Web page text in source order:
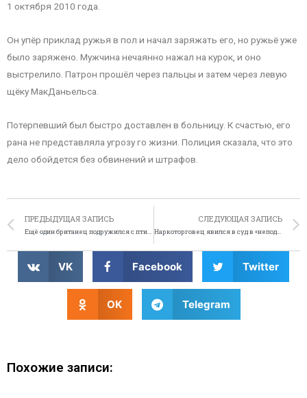
1 октября 2010 года.
Он упёр приклад ружья в пол и начал заряжать его, но ружьё уже
было заряжено. Мужчина нечаянно нажал на курок, и оно
выстрелило. Патрон прошёл через пальцы и затем через левую
щёку МакДаньельса.
Потерпевший был быстро доставлен в больницу. К счастью, его
рана не представляла угрозу го жизни. Полиция сказала, что это
дело обойдется без обвинений и штрафов.
ПРЕДЫДУЩАЯ ЗАПИСЬ
Ещё один британец подружился с птицей
СЛЕДУЮЩАЯ ЗАПИСЬ
Наркоторговец явился в суд в «неподходящей» кофте
VK Facebook Twitter
OK Telegram
Похожие записи: